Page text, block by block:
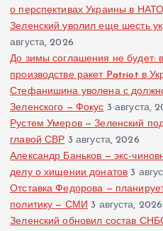
о перспективах Украины в НАТО
Зеленский уволил еще шесть
августа, 2026
До зимы соглашения не будет:
производстве ракет Patriot в
Стефанишина уволена с
Зеленского — Фокус 3 августа,
Рустем Умеров — Зеленский
главой СВР 3 августа, 2026
Александр Баньков — экс-
делу о хищении донатов 3
Отставка Федорова —
политику — СМИ 3 августа, 2026
Зеленский обновил состав